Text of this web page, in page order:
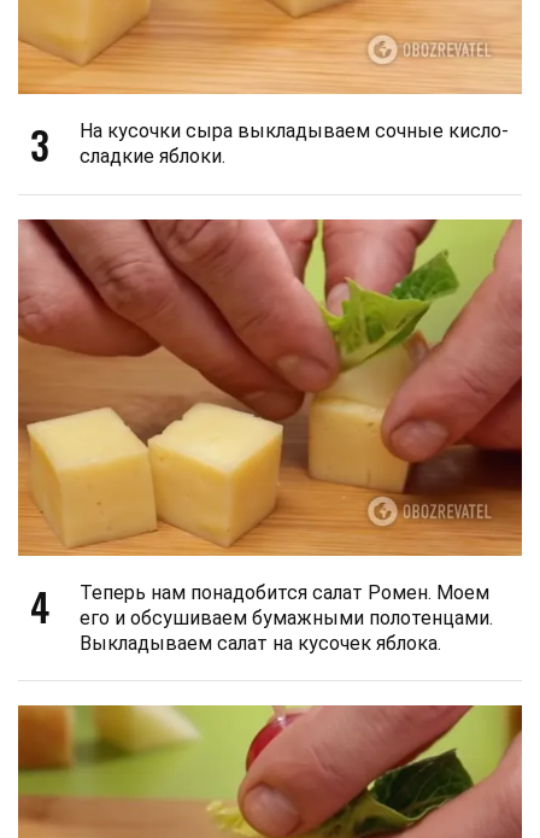
3
На кусочки сыра выкладываем сочные кисло-
сладкие яблоки.
4
Теперь нам понадобится салат Ромен. Моем
его и обсушиваем бумажными полотенцами.
Выкладываем салат на кусочек яблока.